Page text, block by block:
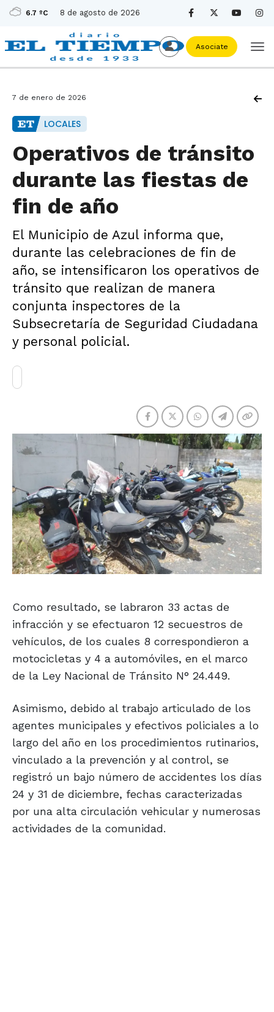
6.7 ºC 8 de agosto de 2026
Asociate
7 de enero de 2026
LOCALES
Operativos de tránsito
durante las fiestas de
fin de año
El Municipio de Azul informa que,
durante las celebraciones de fin de
año, se intensificaron los operativos de
tránsito que realizan de manera
conjunta inspectores de la
Subsecretaría de Seguridad Ciudadana
y personal policial.
Como resultado, se labraron 33 actas de
infracción y se efectuaron 12 secuestros de
vehículos, de los cuales 8 correspondieron a
motocicletas y 4 a automóviles, en el marco
de la Ley Nacional de Tránsito N° 24.449.
Asimismo, debido al trabajo articulado de los
agentes municipales y efectivos policiales a lo
largo del año en los procedimientos rutinarios,
vinculado a la prevención y al control, se
registró un bajo número de accidentes los días
24 y 31 de diciembre, fechas caracterizadas
por una alta circulación vehicular y numerosas
actividades de la comunidad.